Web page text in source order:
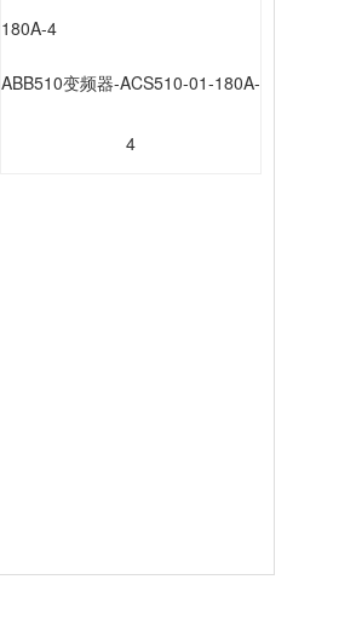
ABB510变频器-ACS510-01-180A-
4